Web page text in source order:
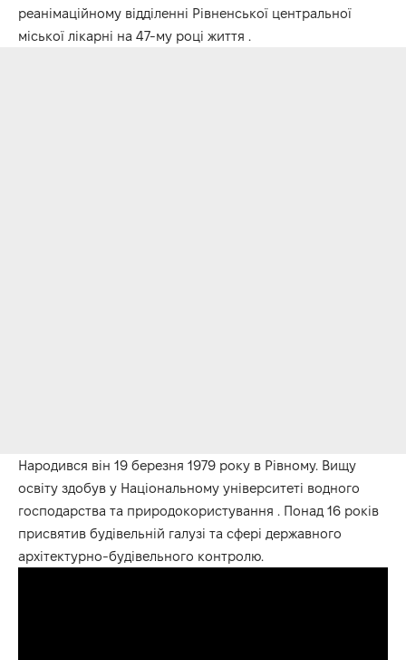
реанімаційному відділенні Рівненської центральної
міської лікарні на 47-му році життя .
Народився він 19 березня 1979 року в Рівному. Вищу
освіту здобув у Національному університеті водного
господарства та природокористування . Понад 16 років
присвятив будівельній галузі та сфері державного
архітектурно-будівельного контролю.